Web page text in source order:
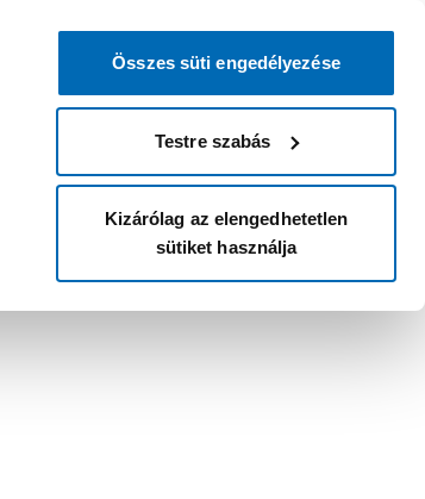
Összes süti engedélyezése
Testre szabás
Kizárólag az elengedhetetlen
sütiket használja